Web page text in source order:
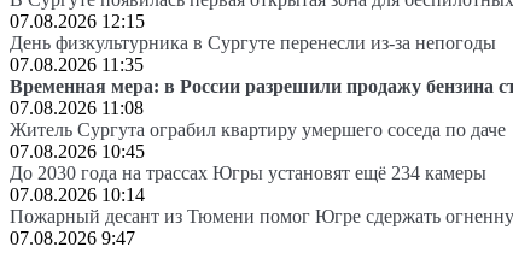
07.08.2026 12:15
День физкультурника в Сургуте перенесли из-за непогоды
07.08.2026 11:35
Временная мера: в России разрешили продажу бензина
07.08.2026 11:08
Житель Сургута ограбил квартиру умершего соседа по даче
07.08.2026 10:45
До 2030 года на трассах Югры установят ещё 234 камеры
07.08.2026 10:14
Пожарный десант из Тюмени помог Югре сдержать
07.08.2026 9:47